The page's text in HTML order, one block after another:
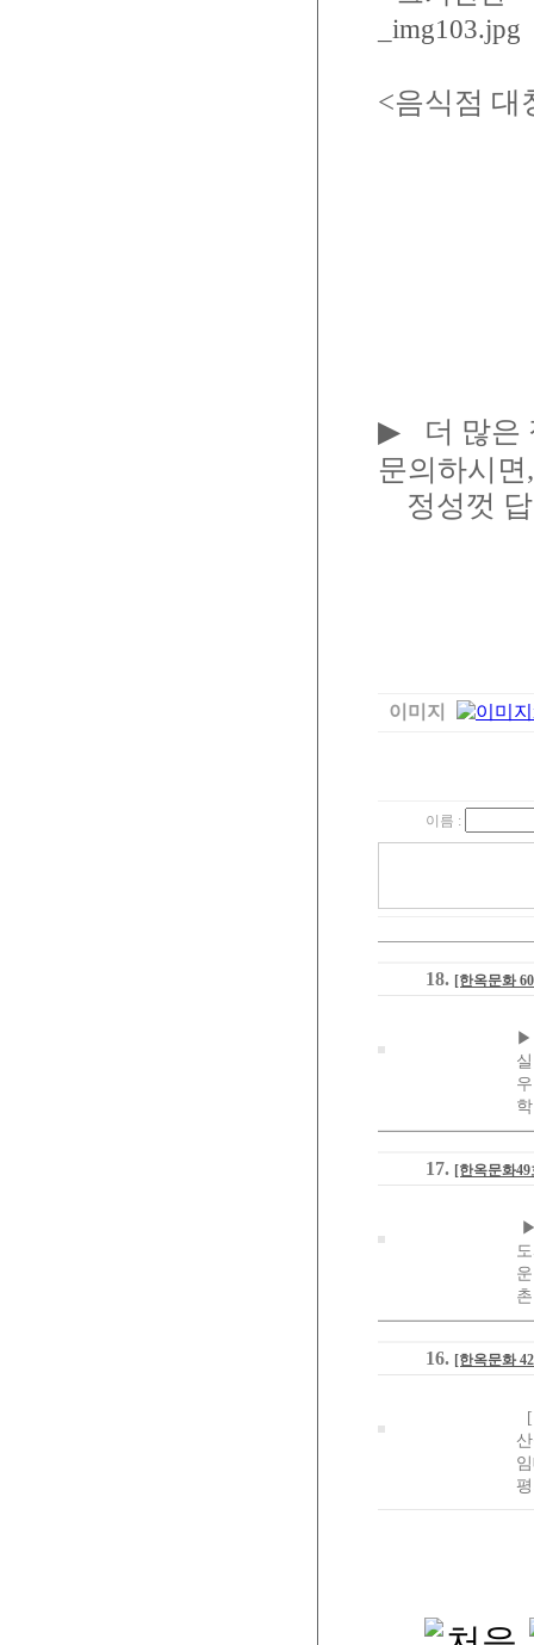
<음식점 대
▶ 더 많은
문의하시면,
정성껏 답
이미지
이름 :
18. [한옥문화
▶
17. [한옥문화
16. [한옥문화
[